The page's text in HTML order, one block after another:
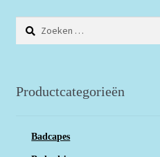
Zoeken
naar:
Productcategorieën
Badcapes